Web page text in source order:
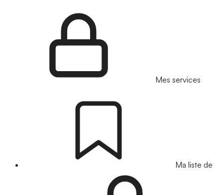
Mes services
Ma liste de